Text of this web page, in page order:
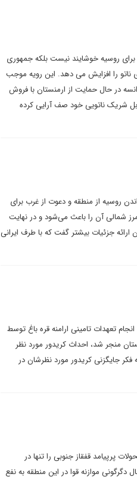
برای روسیه خوشایند نیست بلکه جمهوری
ناتو را افزایش می دهد. این رویه موجب
در حال حمایت از ارمنستان با فروش
شریک ناتویی خود صف آرایی کرده
روسیه از منطقه و دعوت از غرب برای
شمالی آن را باعث می‌شود و در نهایت
ارائه جزئیات بیشتر گفت که با طرف ایرانی
تعهدات تامینی ارامنه قره باغ توسط
منجر شد، احداث کریدور مورد نظر
جایگزنی کریدور مورد نظرشان در
پرپیامد قفقاز جنوبی را تنها در
موازنه قوا در این منطقه به نفع